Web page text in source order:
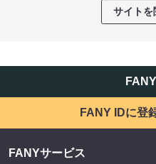
サイトを
FANY IDに登
FANYサービス